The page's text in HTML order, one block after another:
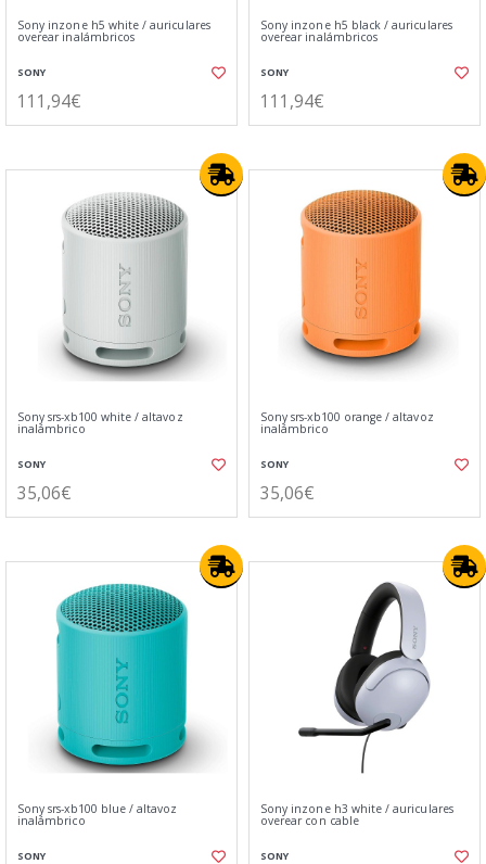
Sony inzone h5 white / auriculares
overear inalámbricos
SONY
111,94€
Sony inzone h5 black / auriculares
overear inalámbricos
SONY
111,94€
Sony srs-xb100 white / altavoz
inalámbrico
SONY
35,06€
Sony srs-xb100 orange / altavoz
inalámbrico
SONY
35,06€
Sony srs-xb100 blue / altavoz
inalámbrico
SONY
Sony inzone h3 white / auriculares
overear con cable
SONY